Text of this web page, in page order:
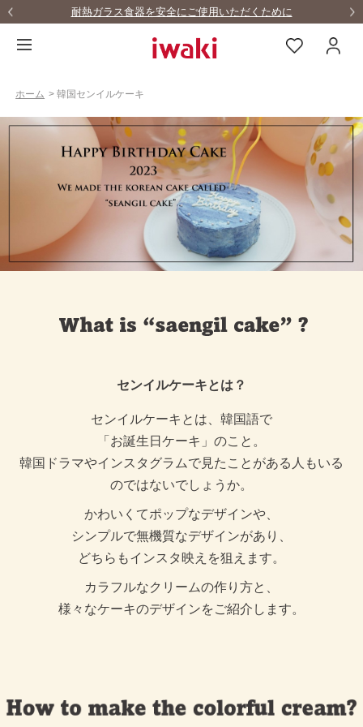
耐熱ガラス食器を安全にご使用いただくために
ホーム >韓国センイルケーキ
センイルケーキとは？
センイルケーキとは、韓国語で
「お誕生日ケーキ」のこと。
韓国ドラマやインスタグラムで見たことがある人もいる
のではないでしょうか。
かわいくてポップなデザインや、
シンプルで無機質なデザインがあり、
どちらもインスタ映えを狙えます。
カラフルなクリームの作り方と、
様々なケーキのデザインをご紹介します。